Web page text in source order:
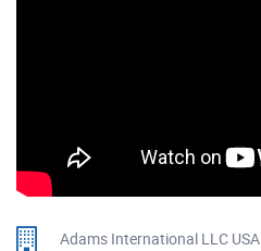
Adams International LLC USA